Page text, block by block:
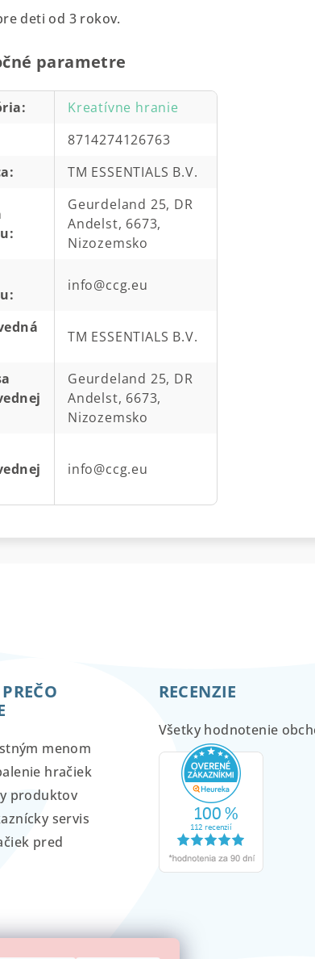
deti od 3 rokov.
parametre
:
Kreatívne hranie
8714274126763
: TM ESSENTIALS B.V.
:
Geurdeland 25, DR
Andelst, 6673,
Nizozemsko
:
info@ccg.eu
TM ESSENTIALS B.V.
Geurdeland 25, DR
Andelst, 6673,
Nizozemsko
info@ccg.eu
menom
hračiek
produktov
servis
pred
RECENZIE
Všetky hodnotenie